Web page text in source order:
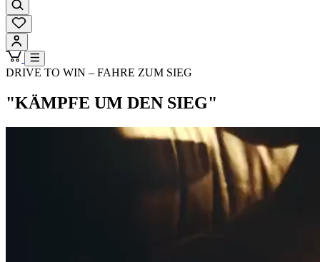
DRIVE TO WIN – FAHRE ZUM SIEG
"KÄMPFE UM DEN SIEG"